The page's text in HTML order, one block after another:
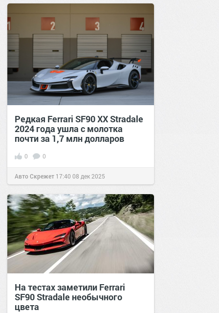
Редкая Ferrari SF90 XX Stradale
2024 года ушла с молотка
почти за 1,7 млн долларов
0 0
Авто Скрежет 17:40 08 дек 2025
На тестах заметили Ferrari
SF90 Stradale необычного
цвета